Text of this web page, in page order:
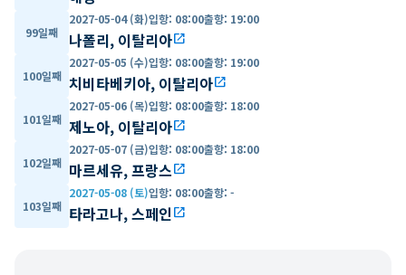
99일째
2027-05-04 (화)입항: 08:00출항: 19:00
나폴리, 이탈리아open_in_new
100일째
2027-05-05 (수)입항: 08:00출항: 19:00
치비타베키아, 이탈리아open_in_new
101일째
2027-05-06 (목)입항: 08:00출항: 18:00
제노아, 이탈리아open_in_new
102일째
2027-05-07 (금)입항: 08:00출항: 18:00
마르세유, 프랑스open_in_new
103일째
2027-05-08 (토)입항: 08:00출항: -
타라고나, 스페인open_in_new